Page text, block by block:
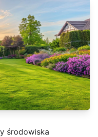
środowiska